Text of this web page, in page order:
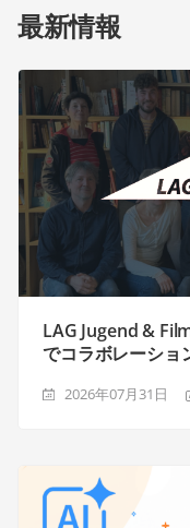
最新情報
LAG Jugend &
でコラボレーショ
2026年07月31日